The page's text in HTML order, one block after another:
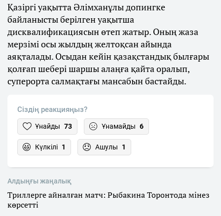
Қазіргі уақытта Әлімханұлы допингке
байланысты берілген уақытша
дисквалификациясын өтеп жатыр. Оның жаза
мерзімі осы жылдың желтоқсан айында
аяқталады. Осыдан кейін қазақстандық былғары
қолғап шебері шаршы алаңға қайта оралып,
суперорта салмақтағы мансабын бастайды.
Сіздің реакцияңыз?
Ұнайды 73 Ұнамайды 6
Күлкілі 1 Ашулы 1
Алдыңғы жаңалық
Триллерге айналған матч: Рыбакина Торонтода мінез
көрсетті